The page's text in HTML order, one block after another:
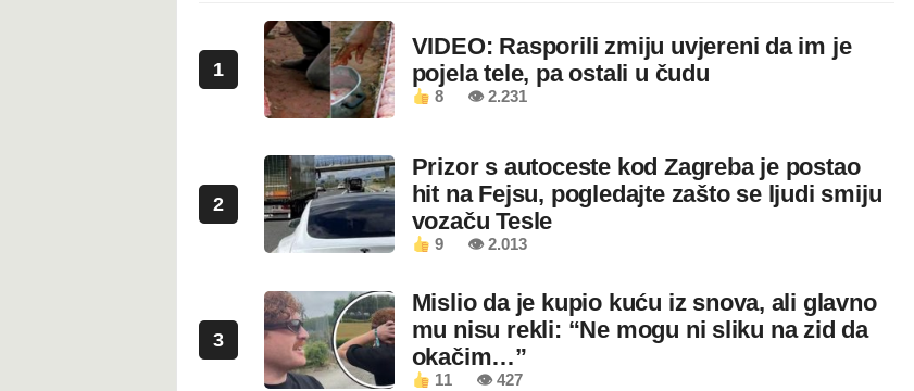
1
VIDEO: Rasporili zmiju uvjereni da im je
pojela tele, pa ostali u čudu
8 👁 2.231
2
Prizor s autoceste kod Zagreba je postao
hit na Fejsu, pogledajte zašto se ljudi smiju
vozaču Tesle
9 👁 2.013
3
Mislio da je kupio kuću iz snova, ali glavno
mu nisu rekli: “Ne mogu ni sliku na zid da
okačim…”
11 👁 427